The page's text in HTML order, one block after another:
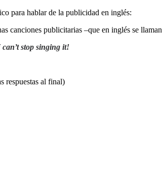
para hablar de la publicidad en inglés:
canciones publicitarias –que en inglés se llaman
stop singing it!
respuestas al final)